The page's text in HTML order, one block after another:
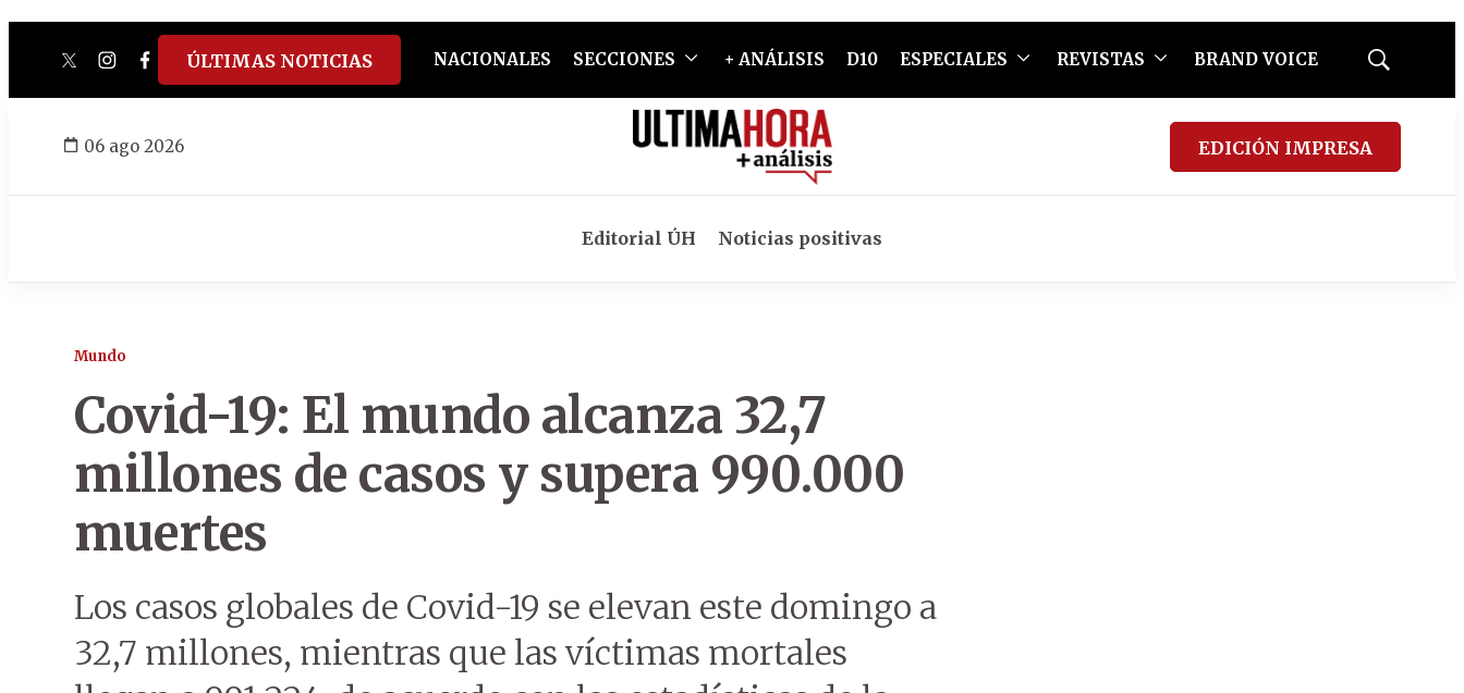
twitterinstagram
facebook
tiktokyoutube
spotify
ÚLTIMAS NOTICIAS NACIONALES SECCIONES + ANÁLISIS D10 ESPECIALES REVISTAS BRAND VOICE
Mostrar
06 ago 2026 EDICIÓN IMPRESA
Editorial ÚH Noticias positivas
Mundo
Covid-19: El mundo alcanza 32,7
millones de casos y supera 990.000
muertes
Los casos globales de Covid-19 se elevan este domingo a
32,7 millones, mientras que las víctimas mortales